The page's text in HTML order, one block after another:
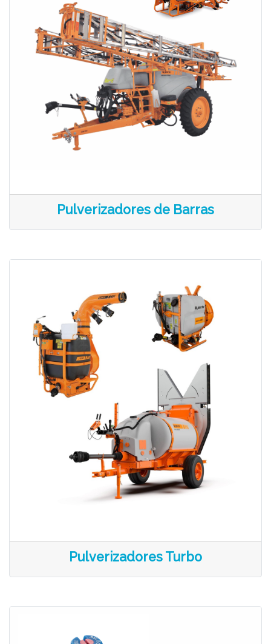
Pulverizadores de Barras
Pulverizadores Turbo